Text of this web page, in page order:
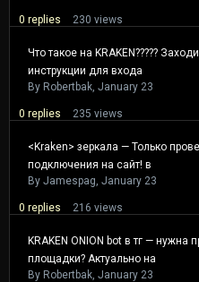
0 replies 230 views
Что такое на KRAKEN?????
инструкции для входа
By Robertbak January 23
0 replies 235 views
<Kraken> зеркала — Только
подключения на сайт! в
By Jamespag January 23
0 replies 216 views
KRAKEN ONION bot в тг — нужна
площадки? Актуально на
By Robertbak January 23